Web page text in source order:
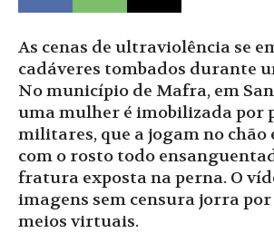
As cenas de ultraviolência se
cadáveres tombados durante
No município de Mafra, em
uma mulher é imobilizada por
militares, que a jogam no chão
com o rosto todo
fratura exposta na perna. O
imagens sem censura jorra por
meios virtuais.